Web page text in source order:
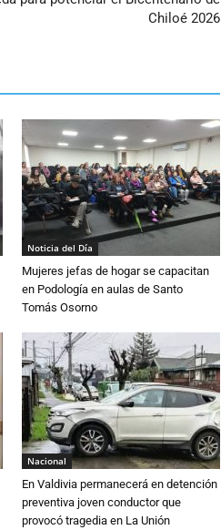
Chiloé 2026
Noticia del Día
Mujeres jefas de hogar se capacitan
en Podología en aulas de Santo
Tomás Osorno
Nacional
En Valdivia permanecerá en detención
preventiva joven conductor que
provocó tragedia en La Unión